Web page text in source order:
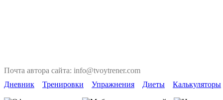
Почта автора сайта: info@tvoytrener.com
Дневник
Тренировки Упражнения Диеты Калькуляторы